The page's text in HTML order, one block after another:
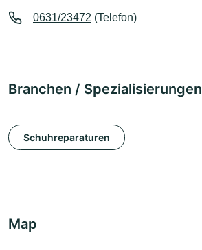
0631/23472 (Telefon)
Branchen / Spezialisierungen
Schuhreparaturen
Map